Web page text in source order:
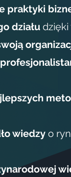
praktyki
działu
wiedzy o